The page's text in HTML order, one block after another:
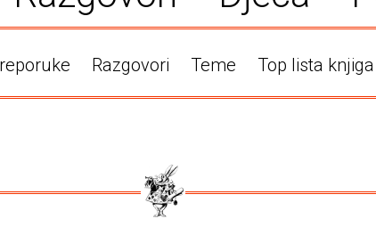
Razgovori Teme Top lista knjiga